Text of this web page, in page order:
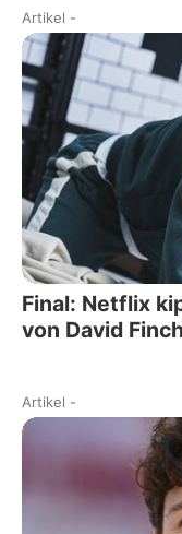
Artikel -
Final: Netflix
von David
Artikel -